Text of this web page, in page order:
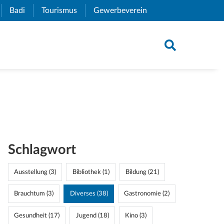
Link)
Badi (External Link)
Tourismus (External Link)
Gewerbeverein
Schlagwort
Ausstellung (3) Bibliothek (1) Bildung (21)
Brauchtum (3) Diverses (38) Gastronomie (2)
Gesundheit (17) Jugend (18) Kino (3)